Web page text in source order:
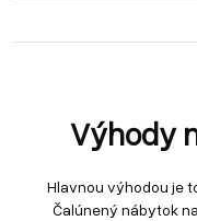
Výhody
Hlavnou výhodou je
Čalúnený nábytok